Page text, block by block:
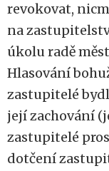
revokovat,
na
úkolu radě
Hlasování
zastupitelé
její zachování
zastupitelé
dotčení